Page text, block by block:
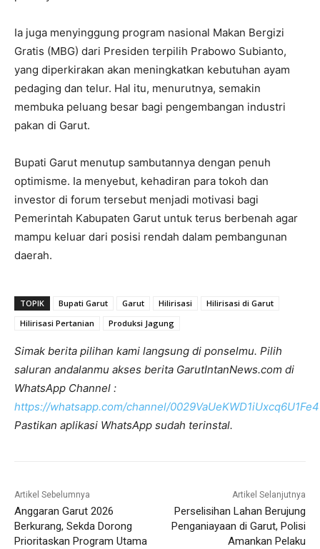
Ia juga menyinggung program nasional Makan Bergizi
Gratis (MBG) dari Presiden terpilih Prabowo Subianto,
yang diperkirakan akan meningkatkan kebutuhan ayam
pedaging dan telur. Hal itu, menurutnya, semakin
membuka peluang besar bagi pengembangan industri
pakan di Garut.
Bupati Garut menutup sambutannya dengan penuh
optimisme. Ia menyebut, kehadiran para tokoh dan
investor di forum tersebut menjadi motivasi bagi
Pemerintah Kabupaten Garut untuk terus berbenah agar
mampu keluar dari posisi rendah dalam pembangunan
daerah.
TOPIK Bupati Garut Garut Hilirisasi
Hilirisasi di Garut
Hilirisasi Pertanian
Produksi Jagung
Simak berita pilihan kami langsung di ponselmu. Pilih
saluran andalanmu akses berita GarutIntanNews.com di
WhatsApp Channel :
https://whatsapp.com/channel/
Pastikan aplikasi WhatsApp sudah terinstal.
Artikel Sebelumnya
Anggaran Garut 2026
Berkurang, Sekda Dorong
Prioritaskan Program Utama
Artikel Selanjutnya
Perselisihan Lahan Berujung
Penganiayaan di Garut, Polisi
Amankan Pelaku